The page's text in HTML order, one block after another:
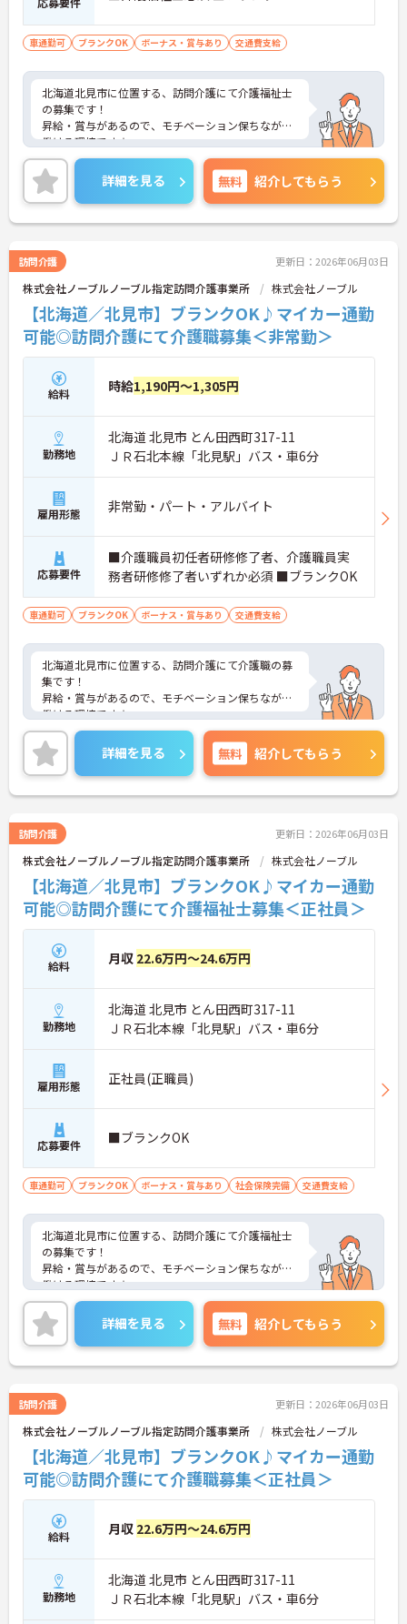
談で就労定着に向けたフォローを行うため一人で悩
みを抱え込まずに相談できます
・子育て世代からシニア世代まで幅広い年齢層が在
ます
【経験を積むほど、キャリアと収入が伸びていく】
・実務者研修や介護福祉士などの資格手当を支給し
ており努力と専門性が毎月の収入に直結します
・自社教育部門の講座を割引で受講できる制度を活
用して働きながら上位資格への挑戦が可能です
・年齢による給与減額を廃止し75歳までの再雇用制
度を整えているため生涯現役で活躍し続けられます
車通勤可 ブランクOK ボーナス・賞与あり 交通費支給
北海道北見市に位置する、訪問介護にて介護福祉士
の募集です！
昇給・賞与があるので、モチベーション保ちながら
働ける環境です☆
また、マイカー通勤可能で無料駐車場もあるので、
通勤らくらくです◎
ご興味のある方には、面接対策ポイントなど、さら
に詳細をお話しいたしますのでお気軽にご相談くだ
さい！
詳細を見る 無料 紹介してもらう
訪問介護 更新日：2026年06月03日
株式会社ノーブルノーブル指定訪問介護事業所 株式会社ノーブル
【北海道／北見市】ブランクOK♪マイカー通勤
可能◎訪問介護にて介護職募集＜非常勤＞
給料 時給1,190円～1,305円
勤務地
北海道 北見市 とん田西町317-11
ＪＲ石北本線「北見駅」バス・車6分
雇用形態 非常勤・パート・アルバイト
応募要件
■介護職員初任者研修修了者、介護職員実
務者研修修了者いずれか必須 ■ブランクOK
車通勤可 ブランクOK ボーナス・賞与あり 交通費支給
北海道北見市に位置する、訪問介護にて介護職の募
集です！
昇給・賞与があるので、モチベーション保ちながら
働ける環境です☆
また、マイカー通勤可能で無料駐車場もあるので、
通勤らくらくです◎
ご興味のある方には、面接対策ポイントなど、さら
に詳細をお話しいたしますのでお気軽にご相談くだ
さい！
詳細を見る 無料 紹介してもらう
訪問介護 更新日：2026年06月03日
株式会社ノーブルノーブル指定訪問介護事業所 株式会社ノーブル
【北海道／北見市】ブランクOK♪マイカー通勤
可能◎訪問介護にて介護福祉士募集＜正社員＞
給料 月収 22.6万円～24.6万円
勤務地
北海道 北見市 とん田西町317-11
ＪＲ石北本線「北見駅」バス・車6分
雇用形態 正社員(正職員)
応募要件 ■ブランクOK
車通勤可 ブランクOK ボーナス・賞与あり 社会保険完備 交通費支給
北海道北見市に位置する、訪問介護にて介護福祉士
の募集です！
昇給・賞与があるので、モチベーション保ちながら
働ける環境です☆
また、マイカー通勤可能で無料駐車場もあるので、
通勤らくらくです◎
ご興味のある方には、面接対策ポイントなど、さら
に詳細をお話しいたしますのでお気軽にご相談くだ
さい！
詳細を見る 無料 紹介してもらう
訪問介護 更新日：2026年06月03日
株式会社ノーブルノーブル指定訪問介護事業所 株式会社ノーブル
【北海道／北見市】ブランクOK♪マイカー通勤
可能◎訪問介護にて介護職募集＜正社員＞
給料 月収 22.6万円～24.6万円
勤務地
北海道 北見市 とん田西町317-11
ＪＲ石北本線「北見駅」バス・車6分